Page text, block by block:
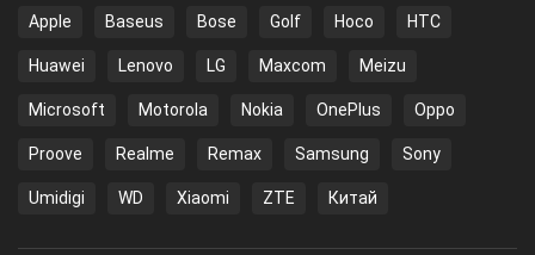
Apple Baseus Bose Golf Hoco HTC
Huawei Lenovo LG Maxcom Meizu
Microsoft Motorola Nokia OnePlus Oppo
Proove Realme Remax Samsung Sony
Umidigi WD Xiaomi ZTE Китай